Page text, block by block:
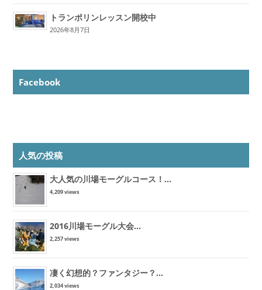
トランポリンレッスン開校中
2026年8月7日
Facebook
人気の投稿
大人気の川場モーグルコース！...
4,209 views
2016川場モーグル大会...
2,257 views
凄く幻想的？ファンタジー？...
2,034 views